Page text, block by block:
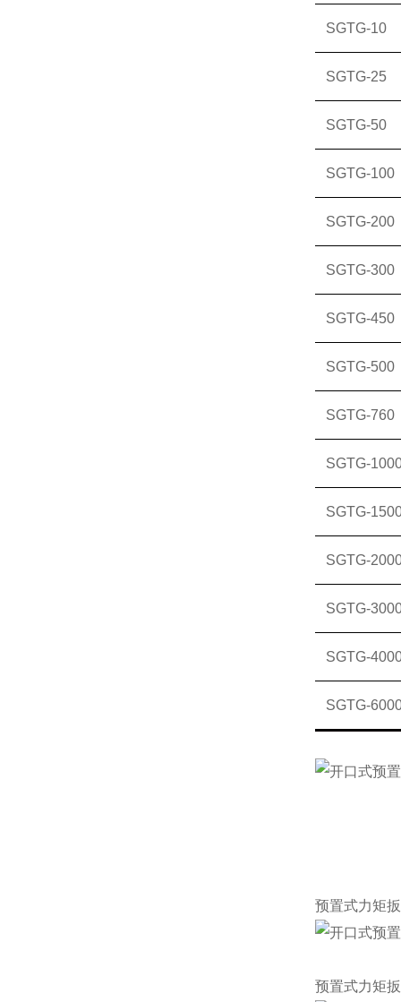
SGTG-10
SGTG-25
SGTG-50
SGTG-100
SGTG-200
SGTG-300
SGTG-450
SGTG-500
SGTG-760
SGTG-
SGTG-
SGTG-
SGTG-
SGTG-
SGTG-
预置式力矩
预置式力矩